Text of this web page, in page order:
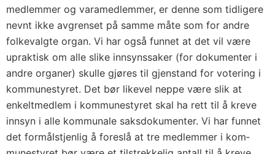
medlemmer og varamedlemmer, er denne som tidligere
nevnt ikke avgrenset på samme måte som for andre
folkevalgte organ. Vi har også funnet at det vil være
upraktisk om alle slike innsynssaker (for dokumenter i
andre organer) skulle gjøres til gjenstand for votering i
kommune­styret. Det bør likevel neppe være slik at
enkeltmedlem i kommune­styret skal ha rett til å kreve
innsyn i alle kommunale saksdokument­er. Vi har funnet
det formålstjenlig å foreslå at tre medlemmer i kom­